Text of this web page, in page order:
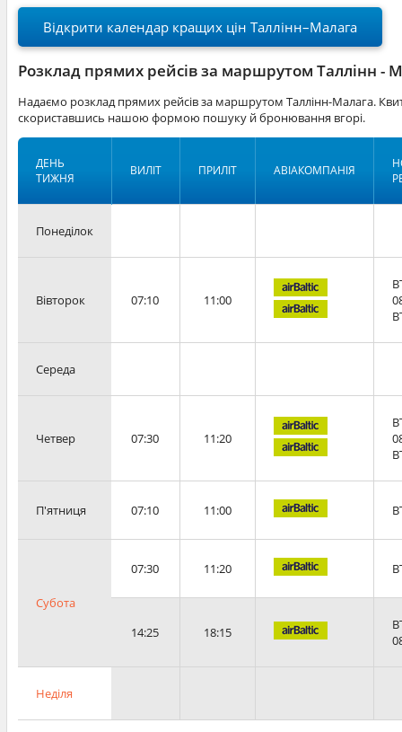
Відкрити календар кращих цін Таллінн–Малага
Розклад прямих рейсів за маршрутом Таллінн -
Надаємо розклад прямих рейсів за маршрутом Таллінн-Малага.
скориставшись нашою формою пошуку й бронювання вгорі.
ДЕНЬ
ТИЖНЯ
ВИЛІТ ПРИЛІТ АВІАКОМПАНІЯ
Понеділок
Вівторок 07:10 11:00
Середа
Четвер 07:30 11:20
П'ятниця 07:10 11:00
Субота
07:30 11:20
14:25 18:15
Неділя